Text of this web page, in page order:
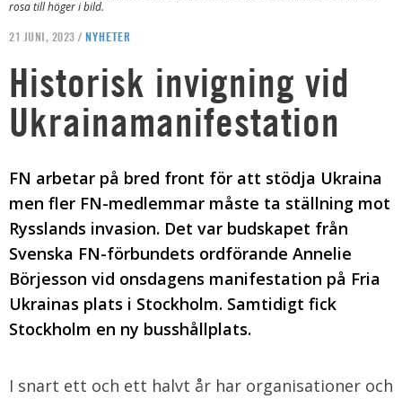
rosa till höger i bild.
21 JUNI, 2023 / NYHETER
Historisk invigning vid
Ukrainamanifestation
FN arbetar på bred front för att stödja Ukraina
men fler FN-medlemmar måste ta ställning mot
Rysslands invasion. Det var budskapet från
Svenska FN-förbundets ordförande Annelie
Börjesson vid onsdagens manifestation på Fria
Ukrainas plats i Stockholm. Samtidigt fick
Stockholm en ny busshållplats.
I snart ett och ett halvt år har organisationer och